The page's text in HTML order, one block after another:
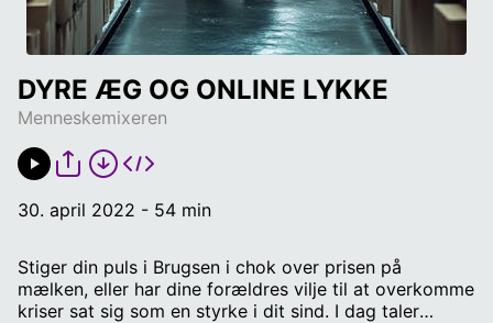
Menneskemixeren
DYRE ÆG OG ONLINE LYKKE
30. april 2022 - 54 min
Stiger din puls i Brugsen i chok over prisen på
mælken, eller har dine forældres vilje til at overkomme
kriser sat sig som en styrke i dit sind. I dag taler